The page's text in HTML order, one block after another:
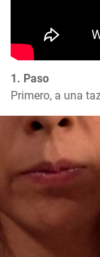
1. Paso
Primero, a una